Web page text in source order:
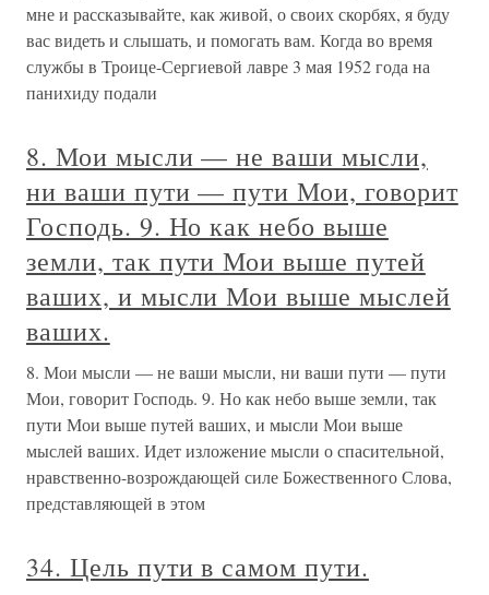
мне и рассказывайте, как живой, о своих скорбях, я буду
вас видеть и слышать, и помогать вам. Когда во время
службы в Троице-Сергиевой лавре 3 мая 1952 года на
панихиду подали
8. Мои мысли — не ваши мысли,
ни ваши пути — пути Мои, говорит
Господь. 9. Но как небо выше
земли, так пути Мои выше путей
ваших, и мысли Мои выше мыслей
ваших.
8. Мои мысли — не ваши мысли, ни ваши пути — пути
Мои, говорит Господь. 9. Но как небо выше земли, так
пути Мои выше путей ваших, и мысли Мои выше
мыслей ваших. Идет изложение мысли о спасительной,
нравственно-возрождающей силе Божественного Слова,
представляющей в этом
34. Цель пути в самом пути.